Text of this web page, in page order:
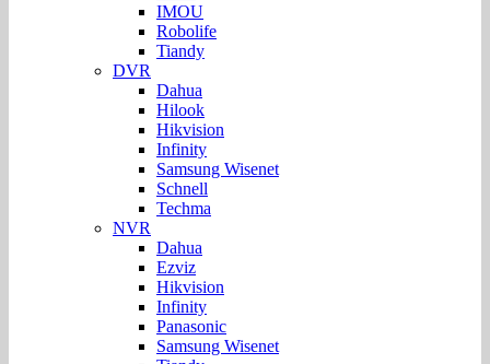
IMOU
Robolife
Tiandy
DVR
Dahua
Hilook
Hikvision
Infinity
Samsung Wisenet
Schnell
Techma
NVR
Dahua
Ezviz
Hikvision
Infinity
Panasonic
Samsung Wisenet